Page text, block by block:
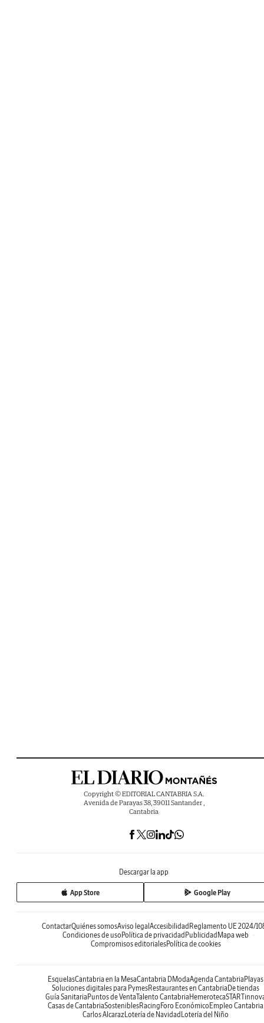
Copyright © EDITORIAL CANTABRIA S.A.
Avenida de Parayas 38, 39011 Santander ,
Cantabria
Descargar la app
App Store Google Play
ContactarQuiénes somosAviso legal Accesibilidad Reglamento UE 2024/
Condiciones de uso Política de privacidad Publicidad Mapa web
Compromisos editorialesPolítica de cookies
EsquelasCantabria en la MesaCantabria DModaAgenda Cantabria Playas
Soluciones digitales para PymesRestaurantes en Cantabria De tiendas
Guía Sanitaria Puntos de VentaTalento Cantabria Hemeroteca
Casas de CantabriaSosteniblesRacing Foro Económico Empleo Cantabria
Carlos AlcarazLotería de Navidad Lotería del Niño